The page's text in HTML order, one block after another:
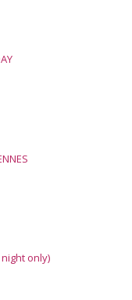
night only)